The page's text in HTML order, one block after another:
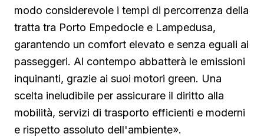
modo considerevole i tempi di percorrenza della
tratta tra Porto Empedocle e Lampedusa,
garantendo un comfort elevato e senza eguali ai
passeggeri. Al contempo abbatterà le emissioni
inquinanti, grazie ai suoi motori green. Una
scelta ineludibile per assicurare il diritto alla
mobilità, servizi di trasporto efficienti e moderni
e rispetto assoluto dell'ambiente».